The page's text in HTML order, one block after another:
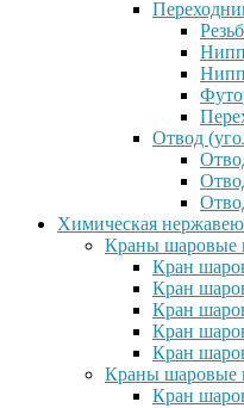
Отвод
Химическая
Краны шаровые
Кран
Кран
Кран
Кран
Кран
Краны шаровые
Кран